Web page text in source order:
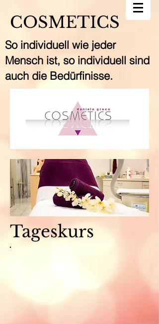
COSMETICS
So individuell wie jeder
Mensch ist, so individuell sind
auch die Bedürfinisse.
Tageskurs